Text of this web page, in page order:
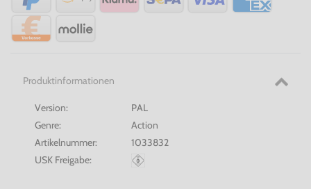
Produktinformationen
Version:
PAL
Genre:
Action
Artikelnummer:
1033832
USK Freigabe: